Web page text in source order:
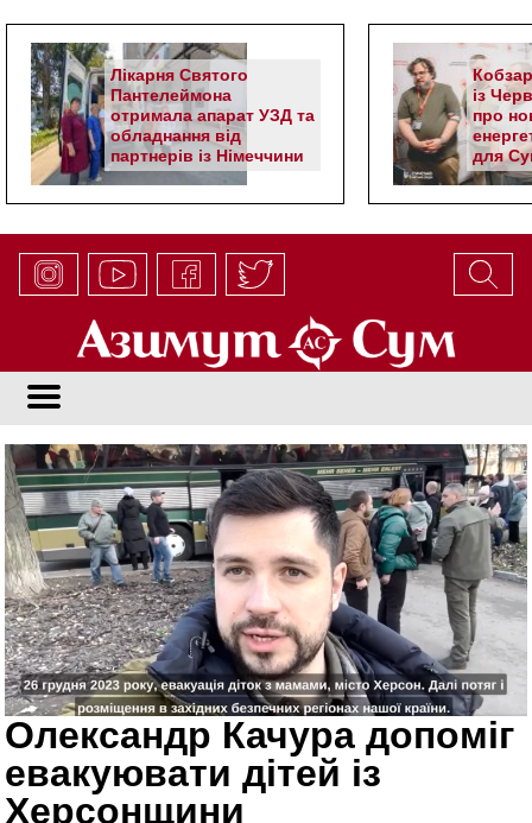
Лікарня Святого
Пантелеймона
отримала апарат УЗД та
обладнання від
партнерів із Німеччини
із
про
для
Олександр Качура допоміг
евакуювати дітей із
Херсонщини